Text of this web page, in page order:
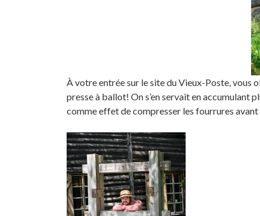
À votre entrée sur le site du Vieux-Poste, vous
presse à ballot! On s’en servait en accumulant
comme effet de compresser les fourrures